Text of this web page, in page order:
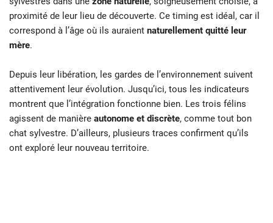
proximité de leur lieu de découverte. Ce timing est idéal, car il
correspond à l’âge où ils auraient naturellement quitté leur
mère.
Depuis leur libération, les gardes de l’environnement suivent
attentivement leur évolution. Jusqu’ici, tous les indicateurs
montrent que l’intégration fonctionne bien. Les trois félins
agissent de manière autonome et discrète, comme tout bon
chat sylvestre. D’ailleurs, plusieurs traces confirment qu’ils
ont exploré leur nouveau territoire.